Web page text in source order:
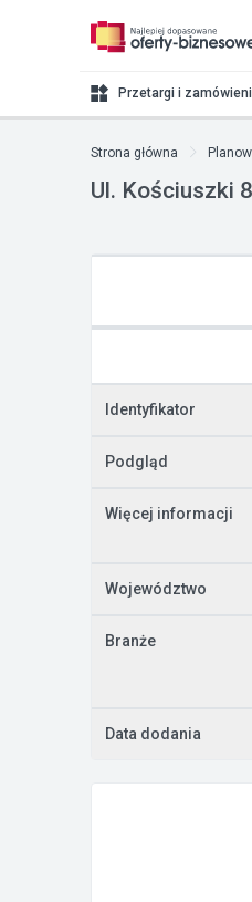
Przetargi i
Strona główna
Ul. Kościuszki
Identyfikator
Podgląd
Więcej informacji
Województwo
Branże
Data dodania